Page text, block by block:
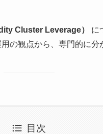
Cluster Leverage）
に
の観点から、専門的に分
目次